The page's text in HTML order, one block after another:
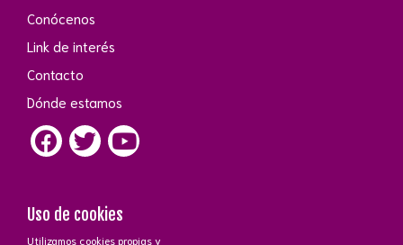
Conócenos
Link de interés
Contacto
Dónde estamos
Uso de cookies
Utilizamos cookies propias y